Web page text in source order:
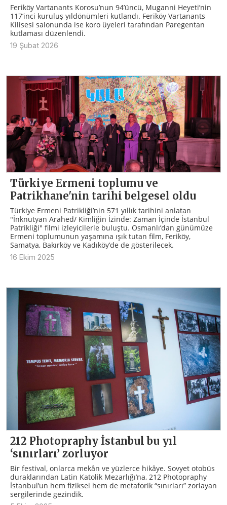
Feriköy Vartanants Korosu’nun 94’üncü, Muganni Heyeti’nin
117’inci kuruluş yıldönümleri kutlandı. Feriköy Vartanants
Kilisesi salonunda ise koro üyeleri tarafından Paregentan
kutlaması düzenlendi.
19 Şubat 2026
Türkiye Ermeni toplumu ve
Patrikhane'nin tarihi belgesel oldu
Türkiye Ermeni Patrikliği’nin 571 yıllık tarihini anlatan
"İnknutyan Arahed/ Kimliğin İzinde: Zaman İçinde İstanbul
Patrikliği" filmi izleyicilerle buluştu. Osmanlı’dan günümüze
Ermeni toplumunun yaşamına ışık tutan film, Feriköy,
Samatya, Bakırköy ve Kadıköy’de de gösterilecek.
16 Ekim 2025
212 Photopraphy İstanbul bu yıl
‘sınırları’ zorluyor
Bir festival, onlarca mekân ve yüzlerce hikâye. Sovyet otobüs
duraklarından Latin Katolik Mezarlığı’na, 212 Photopraphy
İstanbul’un hem fiziksel hem de metaforik “sınırları” zorlayan
sergilerinde gezindik.